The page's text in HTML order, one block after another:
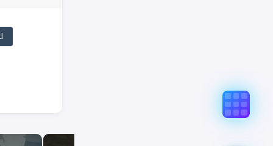
图存在偏差，不代表「非线性列车」观点和立场，请点